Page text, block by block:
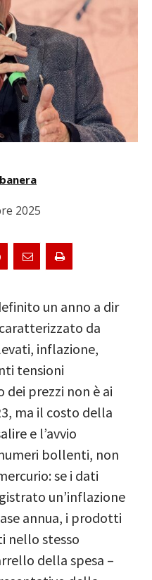
2025
un anno a dir
da
inflazione,
tensioni
dei prezzi non è ai
ma il costo della
e l’avvio
bollenti, non
se i dati
un’inflazione
annua, i prodotti
nello stesso
della spesa –